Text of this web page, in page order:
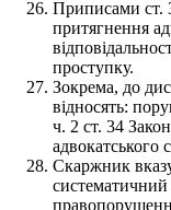
Приписами ст.
притягнення
проступку.
Зокрема, до
відносять:
ч. 2 ст. 34
адвокатського
Скаржник
систематичний